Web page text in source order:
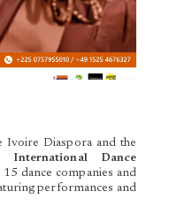
Ivoire Diaspora and the
International Dance
15 dance companies and
performances and